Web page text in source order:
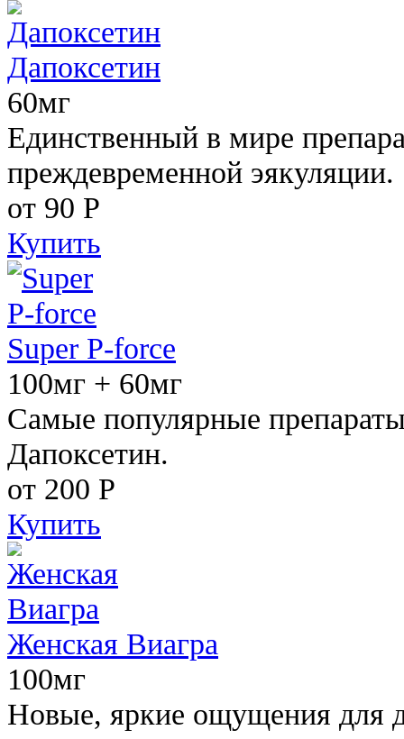
Дапоксетин
60мг
Единственный в мире
преждевременной эякуляции.
от 90 Р
Купить
Super P-force
100мг + 60мг
Самые популярные
Дапоксетин.
от 200 Р
Купить
Женская Виагра
100мг
Новые, яркие ощущения для